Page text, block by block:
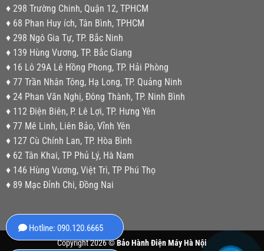
♦ 298 Trường Chinh, Quận 12, TPHCM
♦ 68 Phan Huy ích, Tân Bình, TPHCM
♦ 298 Ngô Gia Tự, TP. Bắc Ninh
♦ 139 Hùng Vương, TP. Bắc Giang
♦ 16 Lô 29A Lê Hồng Phong, TP. Hải Phòng
♦ 77 Trần Nhân Tông, Hạ Long, TP. Quảng Ninh
♦ 24 Phan Văn Nghị, Đông Thành, TP. Ninh Bình
♦ 112 Điện Biên, P. Lê Lợi, TP. Hưng Yên
♦ 77 Mê Linh, Liên Bảo, Vĩnh Yên
♦ 127 Cù Chính Lan, TP. Hòa Bình
♦ 62 Tân Khai, TP Phủ Lý, Hà Nam
♦ 146 Hùng Vương, Việt Trì, TP Phú Thọ
♦ 89 Mạc Đỉnh Chi, Đồng Nai
Copyright 2026 ©Bảo Hành Điện Máy Hà Nội
Hotline: 090.120.6665